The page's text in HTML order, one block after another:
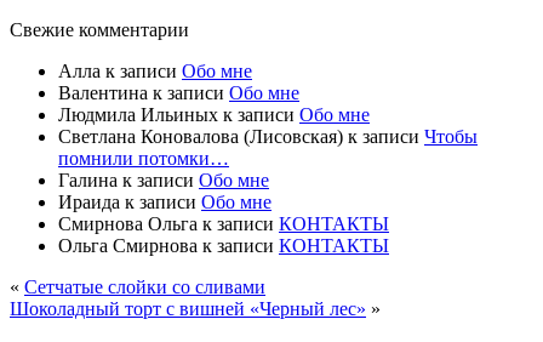
Свежие комментарии
Алла к записи Обо мне
Валентина к записи Обо мне
Людмила Ильиных к записи Обо мне
Светлана Коновалова (Лисовская) к записи Чтобы
помнили потомки…
Галина к записи Обо мне
Ираида к записи Обо мне
Смирнова Ольга к записи КОНТАКТЫ
Ольга Смирнова к записи КОНТАКТЫ
« Сетчатые слойки со сливами
Шоколадный торт с вишней «Черный лес» »